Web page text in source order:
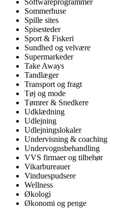
Softwareprogrammer
Sommerhuse
Spille sites
Spisesteder
Sport & Fiskeri
Sundhed og velvære
Supermarkeder
Take Aways
Tandlæger
Transport og fragt
Tøj og mode
Tømrer & Snedkere
Udklædning
Udlejning
Udlejningslokaler
Undervisning & coaching
Undervognsbehandling
VVS firmaer og tilbehør
Vikarbureauer
Vinduespudsere
Wellness
Økologi
Økonomi og penge